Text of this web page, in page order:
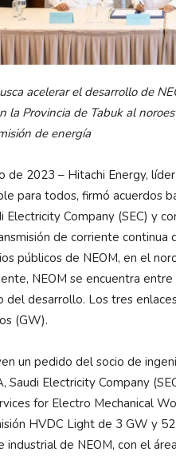
acelerar el desarrollo de
la Provincia de Tabuk al
de energía
de 2023 – Hitachi Energy,
para todos, firmó acuerdos
Electricity Company (SEC) y
de corriente
públicos de NEOM, en el
NEOM se encuentra
del desarrollo. Los tres
(GW).
un pedido del socio de
Saudi Electricity Company
for Electro Mechanical
HVDC Light de 3 GW y
industrial de NEOM, con el